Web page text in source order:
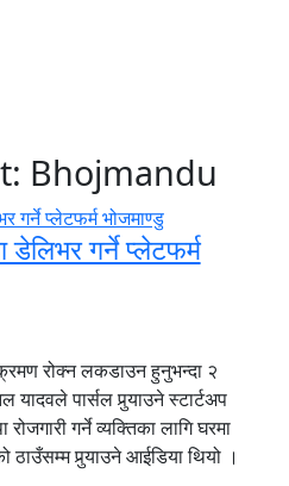
Bhojmandu
डेलिभर गर्ने प्लेटफर्म
रोक्न लकडाउन हुनुभन्दा २
यादवले पार्सल पुर्‍याउने स्टार्टअप
रोजगारी गर्ने व्यक्तिका लागि घरमा
पुर्‍याउने आईडिया थियो ।